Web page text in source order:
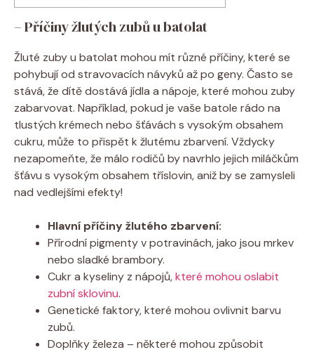
– Příčiny žlutých zubů u batolat
Žluté zuby u batolat mohou mít různé příčiny, které se
pohybují od stravovacích návyků až po geny. Často se
stává, že dítě dostává jídla a nápoje, které mohou zuby
zabarvovat. Například, pokud je vaše batole rádo na
tlustých krémech nebo šťávách s vysokým obsahem
cukru, může to přispět k žlutému zbarvení. Vždycky
nezapomeňte, že málo rodičů by navrhlo jejich miláčkům
šťávu s vysokým obsahem tříslovin, aniž by se zamysleli
nad vedlejšími efekty!
Hlavní příčiny žlutého zbarvení:
Přírodní pigmenty v potravinách, jako jsou mrkev
nebo sladké brambory.
Cukr a kyseliny z nápojů,které mohou oslabit
zubní sklovinu.
Genetické faktory, které mohou ovlivnit barvu
zubů.
Doplňky železa – některé mohou způsobit